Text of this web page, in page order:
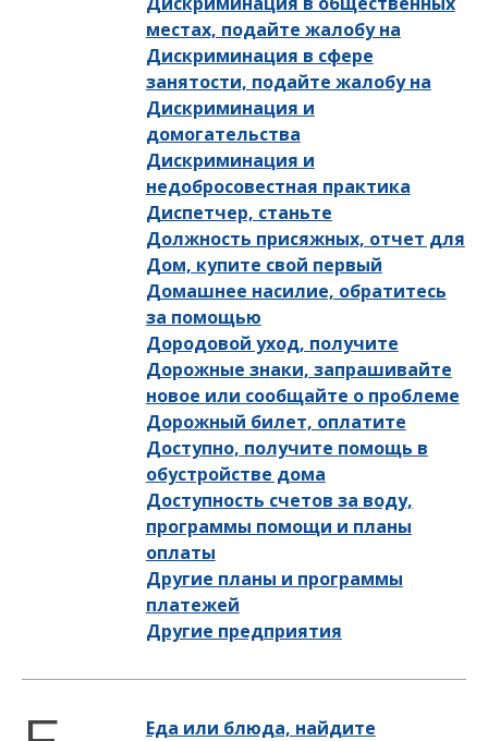
местах, подайте жалобу на
Дискриминация в сфере
занятости, подайте жалобу на
Дискриминация и
домогательства
Дискриминация и
недобросовестная практика
Диспетчер, станьте
Должность присяжных, отчет для
Дом, купите свой первый
Домашнее насилие, обратитесь
за помощью
Дородовой уход, получите
Дорожные знаки, запрашивайте
новое или сообщайте о проблеме
Дорожный билет, оплатите
Доступно, получите помощь в
обустройстве дома
Доступность счетов за воду,
программы помощи и планы
оплаты
Другие планы и программы
платежей
Другие предприятия
Еда или блюда, найдите